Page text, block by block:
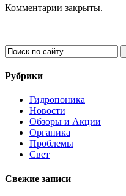
Комментарии закрыты.
Рубрики
Гидропоника
Новости
Обзоры и Акции
Органика
Проблемы
Свет
Свежие записи